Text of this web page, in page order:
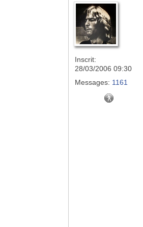
Inscrit:
28/03/2006 09:30
Messages: 1161